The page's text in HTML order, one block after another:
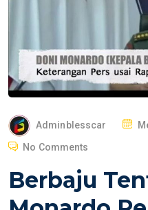
Adminblesscar
P
T
No Comments
Berbaju